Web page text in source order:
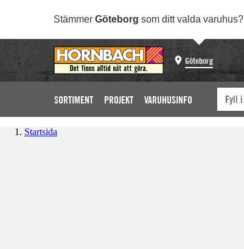
Stämmer Göteborg som ditt valda varuhus?
Göteborg
SORTIMENT PROJEKT VARUHUSINFO
Startsida